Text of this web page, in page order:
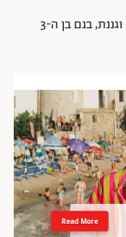
זוג בשנות ה-30 לחייהם, סוכן ביטוח וגננת, בנם בן ה-3
Read More